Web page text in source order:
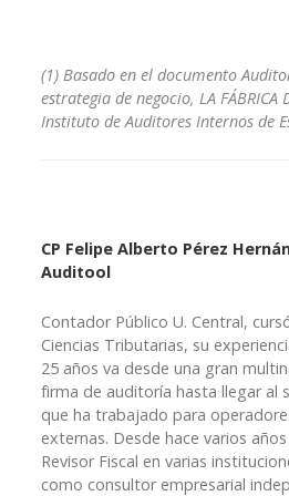
(1) Basado en el documento
estrategia de negocio, LA FÁBRICA
Instituto de Auditores Internos de
CP Felipe Alberto Pérez
Auditool
Contador Público U. Central,
Ciencias Tributarias, su
25 años va desde una gran
firma de auditoría hasta llegar al
que ha trabajado para
externas. Desde hace varios
Revisor Fiscal en varias
como consultor empresarial